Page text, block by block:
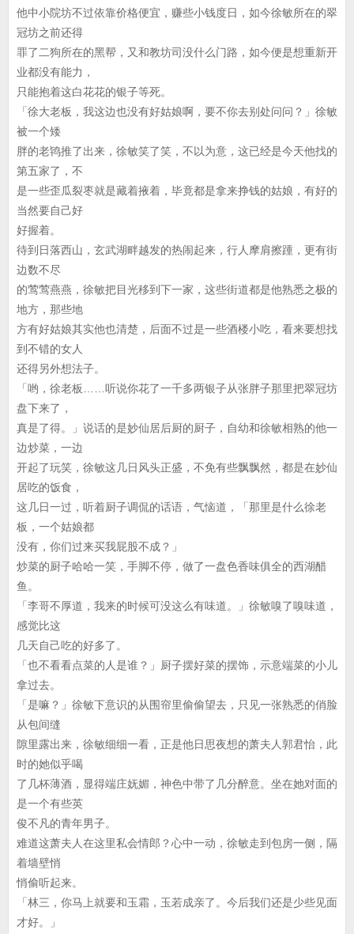
他中小院坊不过依靠价格便宜，赚些小钱度日，如今徐敏所在的翠
冠坊之前还得
罪了二狗所在的黑帮，又和教坊司没什么门路，如今便是想重新开
业都没有能力，
只能抱着这白花花的银子等死。
「徐大老板，我这边也没有好姑娘啊，要不你去别处问问？」徐敏
被一个矮
胖的老鸨推了出来，徐敏笑了笑，不以为意，这已经是今天他找的
第五家了，不
是一些歪瓜裂枣就是藏着掖着，毕竟都是拿来挣钱的姑娘，有好的
当然要自己好
好握着。
待到日落西山，玄武湖畔越发的热闹起来，行人摩肩擦踵，更有街
边数不尽
的莺莺燕燕，徐敏把目光移到下一家，这些街道都是他熟悉之极的
地方，那些地
方有好姑娘其实他也清楚，后面不过是一些酒楼小吃，看来要想找
到不错的女人
还得另外想法子。
「哟，徐老板……听说你花了一千多两银子从张胖子那里把翠冠坊
盘下来了，
真是了得。」说话的是妙仙居后厨的厨子，自幼和徐敏相熟的他一
边炒菜，一边
开起了玩笑，徐敏这几日风头正盛，不免有些飘飘然，都是在妙仙
居吃的饭食，
这几日一过，听着厨子调侃的话语，气恼道，「那里是什么徐老
板，一个姑娘都
没有，你们过来买我屁股不成？」
炒菜的厨子哈哈一笑，手脚不停，做了一盘色香味俱全的西湖醋
鱼。
「李哥不厚道，我来的时候可没这么有味道。」徐敏嗅了嗅味道，
感觉比这
几天自己吃的好多了。
「也不看看点菜的人是谁？」厨子摆好菜的摆饰，示意端菜的小儿
拿过去。
「是嘛？」徐敏下意识的从围帘里偷偷望去，只见一张熟悉的俏脸
从包间缝
隙里露出来，徐敏细细一看，正是他日思夜想的萧夫人郭君怡，此
时的她似乎喝
了几杯薄酒，显得端庄妩媚，神色中带了几分醉意。坐在她对面的
是一个有些英
俊不凡的青年男子。
难道这萧夫人在这里私会情郎？心中一动，徐敏走到包房一侧，隔
着墙壁悄
悄偷听起来。
「林三，你马上就要和玉霜，玉若成亲了。今后我们还是少些见面
才好。」